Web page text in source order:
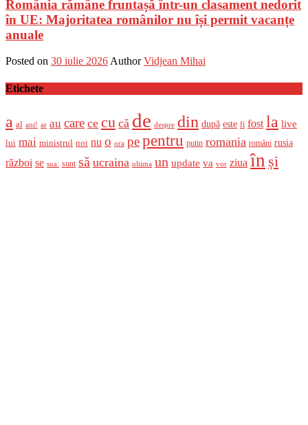
România rămâne fruntașă într-un clasament nedorit
în UE: Majoritatea românilor nu își permit vacanțe
anuale
Posted on 30 iulie 2026 Author Vidjean Mihai
Etichete
a al ani! ar au care ce cu că de despre din după este fi fost la live
lui mai ministrul noi nu o ora pepentru putin romania români rusia
război se sua: sunt să ucraina ultima un update va vor ziua în și